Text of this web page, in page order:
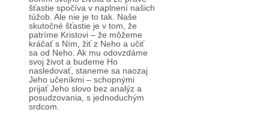
klamstvo: že sami môžeme byť
bohmi svojho života a že pravé
šťastie spočíva v naplnení našich
túžob. Ale nie je to tak. Naše
skutočné šťastie je v tom, že
patríme Kristovi – že môžeme
kráčať s Ním, žiť z Neho a učiť
sa od Neho. Ak mu odovzdáme
svoj život a budeme Ho
nasledovať, staneme sa naozaj
Jeho učeníkmi – schopnými
prijať Jeho slovo bez analýz a
posudzovania, s jednoduchým